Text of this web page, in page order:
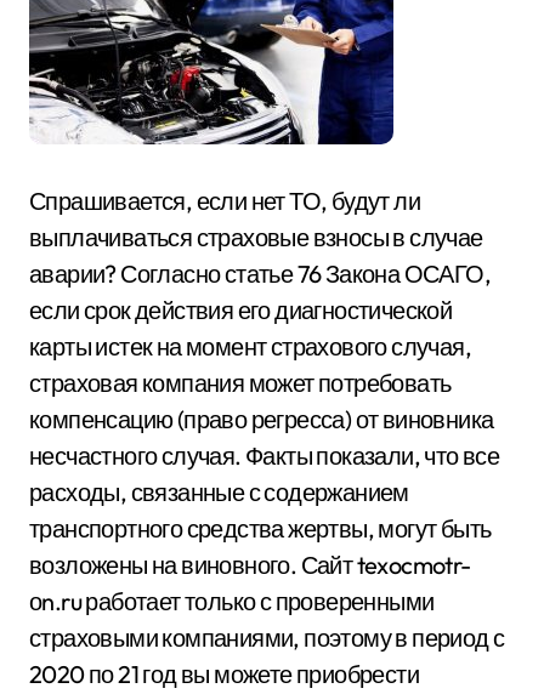
Спрашивается, если нет ТО, будут ли
выплачиваться страховые взносы в случае
аварии? Согласно статье 76 Закона ОСАГО,
если срок действия его диагностической
карты истек на момент страхового случая,
страховая компания может потребовать
компенсацию (право регресса) от виновника
несчастного случая. Факты показали, что все
расходы, связанные с содержанием
транспортного средства жертвы, могут быть
возложены на виновного. Сайт texocmotr-
оn.ru работает только с проверенными
страховыми компаниями, поэтому в период с
2020 по 21 год вы можете приобрести